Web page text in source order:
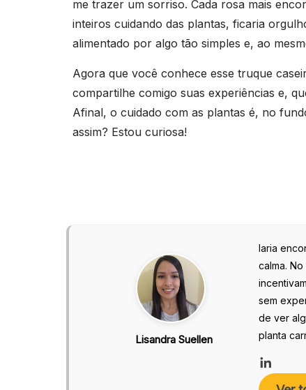
me trazer um sorriso. Cada rosa mais
inteiros cuidando das plantas, ficaria
alimentado por algo tão simples e, ao
Agora que você conhece esse truque
compartilhe comigo suas experiências e,
Afinal, o cuidado com as plantas é, no
assim? Estou curiosa!
Lisandra Suellen
Iaria
calma.
sem
de ver
planta